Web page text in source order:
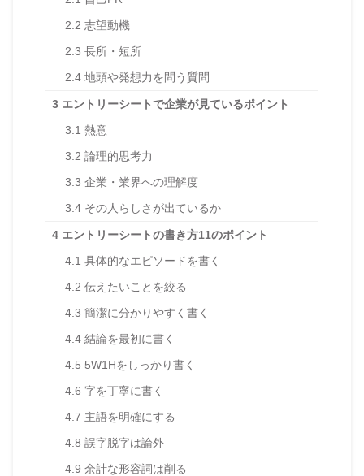
2.2 志望動機
2.3 長所・短所
2.4 地頭や発想力を問う質問
3 エントリーシートで企業が見ているポイント
3.1 熱意
3.2 論理的思考力
3.3 企業・業界への理解度
3.4 その人らしさが出ているか
4 エントリーシートの書き方11のポイント
4.1 具体的なエピソードを書く
4.2 伝えたいことを絞る
4.3 簡潔に分かりやすく書く
4.4 結論を最初に書く
4.5 5W1Hをしっかり書く
4.6 字を丁寧に書く
4.7 主語を明確にする
4.8 誤字脱字は論外
4.9 余計な形容詞は削る